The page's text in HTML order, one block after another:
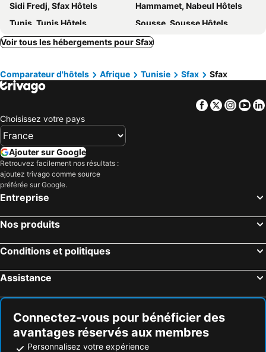
Sidi Fredj, Sfax Hôtels
Hammamet, Nabeul Hôtels
Tunis, Tunis Hôtels
Sousse, Sousse Hôtels
Midoun, Médenine Hôtels
Monastir, Monastir Hôtels
Voir tous les hébergements pour Sfax
Comparateur d'hôtels Afrique Tunisie Sfax Sfax
Facebook
Twitter
Choisissez votre pays
Ajouter sur Google
Retrouvez facilement nos résultats :
ajoutez trivago comme source
préférée sur Google.
Entreprise
Nos produits
Conditions et politiques
Assistance
Connectez-vous pour bénéficier des
avantages réservés aux membres
Personnalisez votre expérience